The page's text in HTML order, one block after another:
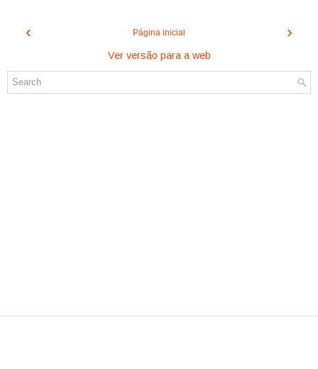
‹ ›
Página inicial
Ver versão para a web